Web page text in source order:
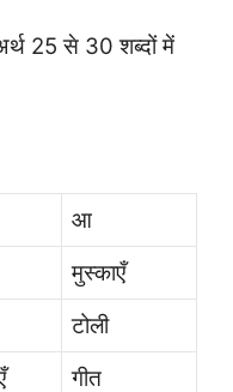
25 से 30 शब्दों में
आ
मुस्काएँ
टोली
गीत